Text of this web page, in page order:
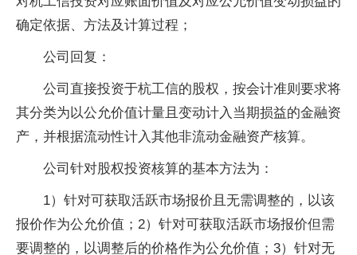
确定依据、方法及计算过程；
公司回复：
公司直接投资于杭工信的股权，按会计准则要求将
其分类为以公允价值计量且变动计入当期损益的金融资
产，并根据流动性计入其他非流动金融资产核算。
公司针对股权投资核算的基本方法为：
1）针对可获取活跃市场报价且无需调整的，以该
报价作为公允价值；2）针对可获取活跃市场报价但需
要调整的，以调整后的价格作为公允价值；3）针对无